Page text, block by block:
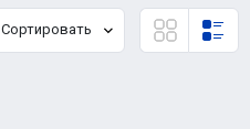
Сортировать